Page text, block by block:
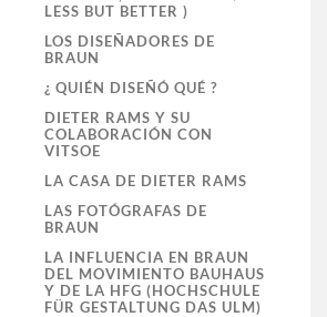
LESS BUT BETTER )
LOS DISEÑADORES DE
BRAUN
¿ QUIÉN DISEÑÓ QUÉ ?
DIETER RAMS Y SU
COLABORACIÓN CON
VITSOE
LA CASA DE DIETER RAMS
LAS FOTÓGRAFAS DE
BRAUN
LA INFLUENCIA EN BRAUN
DEL MOVIMIENTO BAUHAUS
Y DE LA HFG (HOCHSCHULE
FÜR GESTALTUNG DAS ULM)